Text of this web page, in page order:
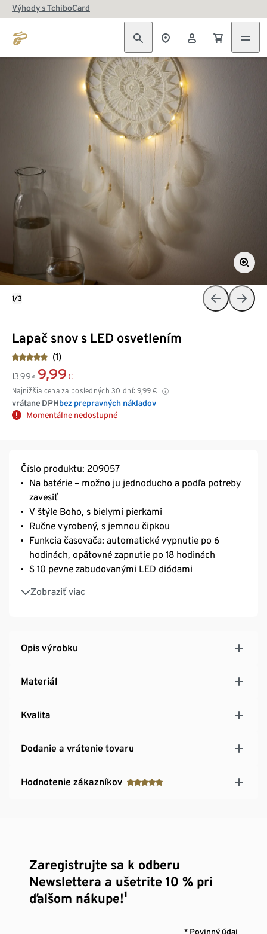
Výhody s TchiboCard
Lapač snov s LED osvetlením
(1)
13,99 € 9,99 €
Najnižšia cena za posledných 30 dní: 9,99 €
vrátane DPHbez prepravných nákladov
Momentálne nedostupné
1/3
Číslo produktu: 209057
Na batérie – možno ju jednoducho a podľa potreby
zavesiť
V štýle Boho, s bielymi pierkami
Ručne vyrobený, s jemnou čipkou
Funkcia časovača: automatické vypnutie po 6
hodinách, opätovné zapnutie po 18 hodinách
S 10 pevne zabudovanými LED diódami
Zobraziť viac
Vrátane batérií
Opis výrobku
Materiál
Kvalita
Dodanie a vrátenie tovaru
Hodnotenie zákazníkov
Zaregistrujte sa k odberu
Newslettera a ušetrite 10 % pri
ďalšom nákupe!¹
* Povinný údaj